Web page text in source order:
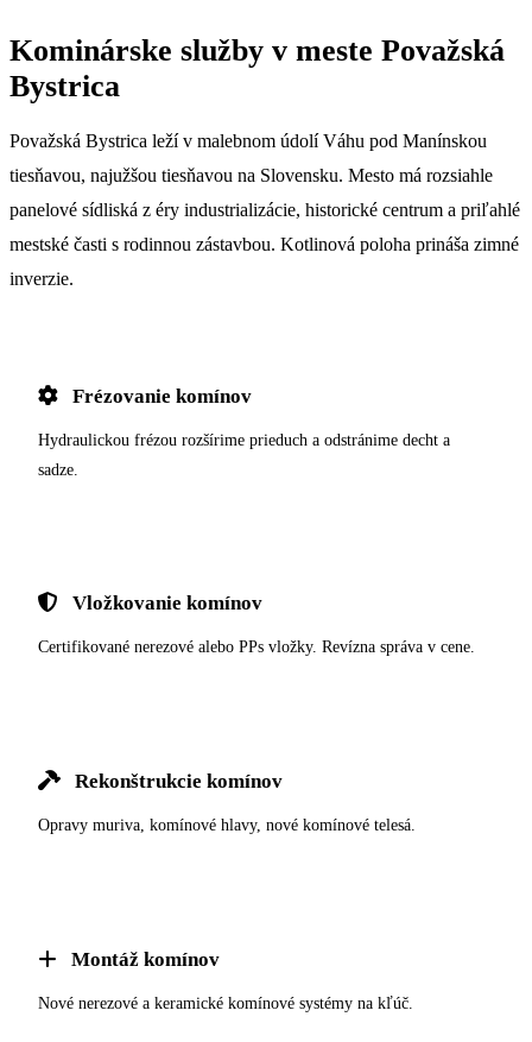
Kominárske služby v meste Považská
Bystrica
Považská Bystrica leží v malebnom údolí Váhu pod Manínskou
tiesňavou, najužšou tiesňavou na Slovensku. Mesto má rozsiahle
panelové sídliská z éry industrializácie, historické centrum a priľahlé
mestské časti s rodinnou zástavbou. Kotlinová poloha prináša zimné
inverzie.
Frézovanie komínov
Hydraulickou frézou rozšírime prieduch a odstránime decht a
sadze.
Vložkovanie komínov
Certifikované nerezové alebo PPs vložky. Revízna správa v cene.
Rekonštrukcie komínov
Opravy muriva, komínové hlavy, nové komínové telesá.
Montáž komínov
Nové nerezové a keramické komínové systémy na kľúč.